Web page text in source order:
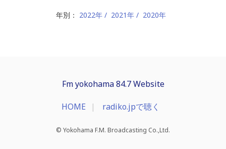
年別： 2022年 2021年 2020年
Fm yokohama 84.7 Website
HOME radiko.jpで聴く
© Yokohama F.M. Broadcasting Co.,Ltd.